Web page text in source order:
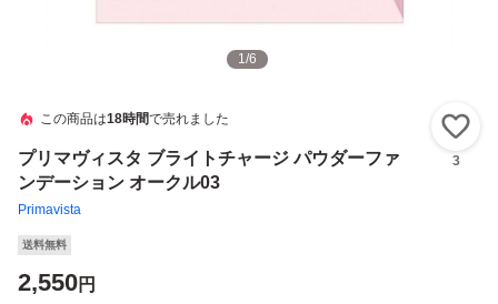
1/6
この商品は18時間で売れました
プリマヴィスタ ブライトチャージ パウダーファ
ンデーション オークル03
Primavista
3
送料無料
2,550円